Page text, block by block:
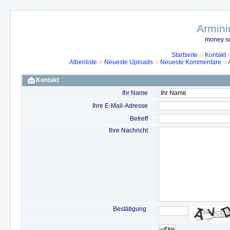
money
Startseite
Kontakt
Albenliste
Neueste Uploads Neueste Kommentare
Kontakt
Ihr Name
Ihre E-Mail-Adresse
Betreff
Ihre Nachricht
Bestätigung